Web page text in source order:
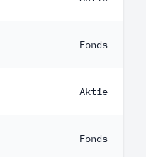
Fonds
Aktie
Fonds